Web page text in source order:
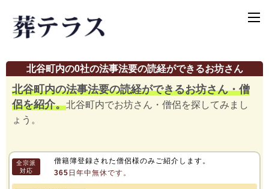
北谷町内の0社の法事法要の読経ができるお坊さん
北谷町内の法事法要の読経ができるお坊さん・僧
侶を紹介。北谷町内でお坊さん・僧侶を探してみまし
ょう。
全宗派
対応
僧籍簿登録された僧侶様のみご紹介します。
365日年中無休です。